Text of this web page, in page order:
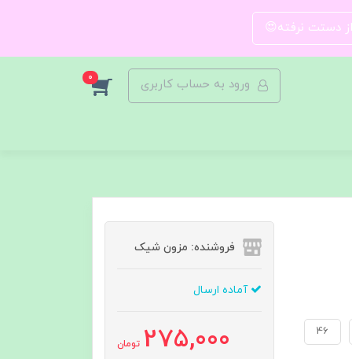
از دستت نرفته😍
ورود به حساب کاربری 0
46
فروشنده: مزون شیک
آماده ارسال
275,000 تومان